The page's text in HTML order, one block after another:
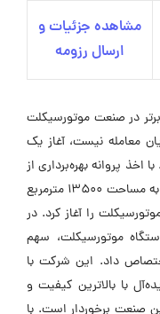
مشاهده جزئیات و
ارسال رزومه
در صنعت موتورسیکلت
معامله نیست، آغاز یک
5/5 تأسیس شد. با اخذ پروانه بهره‌برداری از
وزارت صنایع و معادن استان قم، در زمینی به مساحت 13500 مترمربع
را آغاز کرد. در
همان سال با تولید حدود 11000 دستگاه موتورسیکلت، سهم
داد. این شرکت با
با بالاترین کیفیت و
صنعت برخوردار است. با